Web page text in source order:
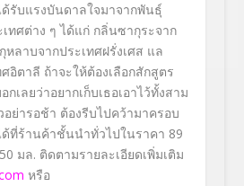
ด้รับแรงบันดาลใจมาจากพันธุ์
ทศต่าง ๆ ได้แก่ กลิ่นซากุระจาก
ลาบจากประเทศฝรั่งเศส แล
อิตาลี ถ้าจะให้ต้องเลือกสักสูตร
กเลยว่าอยากเก็บเธอเอาไว้ทั้งสาม
ย่ารอช้า ต้องรีบไปคว้ามาครอบ
ด้ที่ร้านค้าชั้นนำทั่วไปในราคา 89
มล. ติดตามรายละเอียดเพิ่มเติม
หรือ